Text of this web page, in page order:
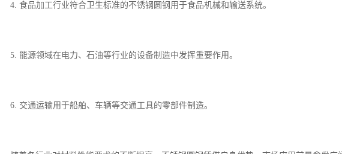
4. 食品加工行业符合卫生标准的不锈钢圆钢用于食品机械和输送系统。
5. 能源领域在电力、石油等行业的设备制造中发挥重要作用。
6. 交通运输用于船舶、车辆等交通工具的零部件制造。